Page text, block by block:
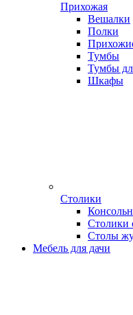
Прихожая
Вешалки
Полки
Тумбы
Тумбы
Шкафы
Столики
Столики
Столы
Мебель для дачи